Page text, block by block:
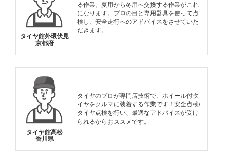
タイヤ館外環伏見
京都府
る作業。夏用から冬用へ交換する作業がこれ
になります。プロの目と専用器具を使って点
検し、安全走行へのアドバイスをさせていた
だきます。
タイヤ館高松
香川県
タイヤのプロが専門店技術で、ホイール付タ
イヤをクルマに装着する作業です！安全点検/
タイヤ点検を行い、最適なアドバイスが受け
られるからおススメです。